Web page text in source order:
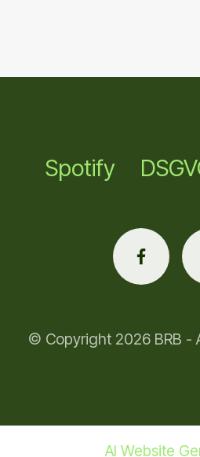
Spotify
© Copyright 2026 BRB -
AI Website